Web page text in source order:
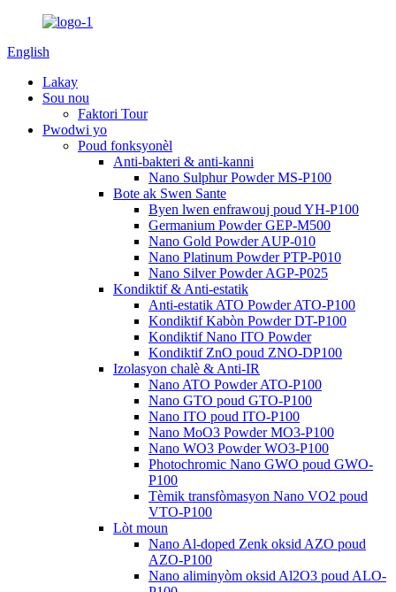
English
Lakay
Sou nou
Faktori Tour
Pwodwi yo
Poud fonksyonèl
Anti-bakteri & anti-kanni
Nano Sulphur Powder MS-P100
Bote ak Swen Sante
Byen lwen enfrawouj poud YH-P100
Germanium Powder GEP-M500
Nano Gold Powder AUP-010
Nano Platinum Powder PTP-P010
Nano Silver Powder AGP-P025
Kondiktif & Anti-estatik
Anti-estatik ATO Powder ATO-P100
Kondiktif Kabòn Powder DT-P100
Kondiktif Nano ITO Powder
Kondiktif ZnO poud ZNO-DP100
Izolasyon chalè & Anti-IR
Nano ATO Powder ATO-P100
Nano GTO poud GTO-P100
Nano ITO poud ITO-P100
Nano MoO3 Powder MO3-P100
Nano WO3 Powder WO3-P100
Photochromic Nano GWO poud GWO-
P100
Tèmik transfòmasyon Nano VO2 poud
VTO-P100
Lòt moun
Nano Al-doped Zenk oksid AZO poud
AZO-P100
Nano aliminyòm oksid Al2O3 poud ALO-